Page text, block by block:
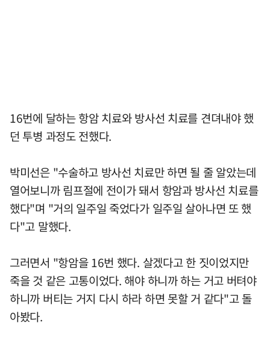
16번에 달하는 항암 치료와 방사선 치료를 견뎌내야 했
던 투병 과정도 전했다.
박미선은 "수술하고 방사선 치료만 하면 될 줄 알았는데
열어보니까 림프절에 전이가 돼서 항암과 방사선 치료를
했다"며 "거의 일주일 죽었다가 일주일 살아나면 또 했
다"고 말했다.
그러면서 "항암을 16번 했다. 살겠다고 한 짓이었지만
죽을 것 같은 고통이었다. 해야 하니까 하는 거고 버텨야
하니까 버티는 거지 다시 하라 하면 못할 거 같다"고 돌
아봤다.